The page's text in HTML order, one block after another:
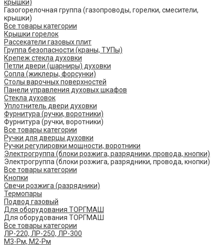
крышки)
Газогорелочная группа (газопроводы, горелки, смесители,
крышки)
Все товары категории
Крышки горелок
Рассекатели газовых плит
Группа безопасности (краны, ТУПы)
Крепеж стекла духовки
Петли двери (шарниры) духовки
Сопла (жиклеры, форсунки)
Столы варочных поверхностей
Панели управления духовых шкафов
Стекла духовок
Уплотнитель двери духовки
Фурнитура (ручки, воротники)
Фурнитура (ручки, воротники)
Все товары категории
Ручки для дверцы духовки
Ручки регулировки мощности, воротники
Электрогруппа (блоки розжига, разрядники, провода, кнопки)
Электрогруппа (блоки розжига, разрядники, провода, кнопки)
Все товары категории
Кнопки
Свечи розжига (разрядники)
Термопары
Подвод газовый
Для оборудования ТОРГМАШ
Для оборудования ТОРГМАШ
Все товары категории
ЛР-220, ЛР-250, ЛР-300
М3-Рм, М2-Рм